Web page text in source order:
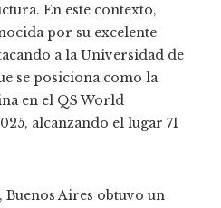
En este contexto,
por su excelente
a la Universidad de
se posiciona como la
en el QS World
alcanzando el lugar 71
Aires obtuvo un